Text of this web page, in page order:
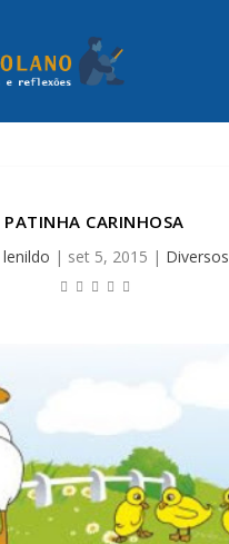
PATINHA CARINHOSA
lenildo | set 5, 2015 | Diversos